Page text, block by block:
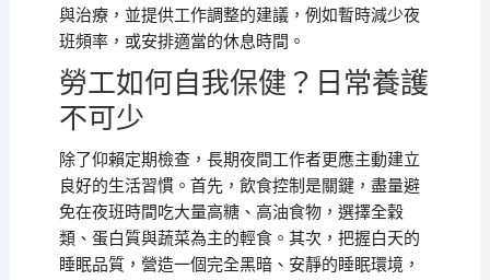
與治療，並提供工作調整的建議，例如暫時減少夜
班頻率，或安排適當的休息時間。
勞工如何自我保健？日常養護
不可少
除了仰賴定期檢查，長期夜間工作者更應主動建立
良好的生活習慣。首先，飲食控制是關鍵，盡量避
免在夜班時間吃大量高糖、高油食物，選擇全穀
類、蛋白質與蔬菜為主的輕食。其次，把握白天的
睡眠品質，營造一個完全黑暗、安靜的睡眠環境，